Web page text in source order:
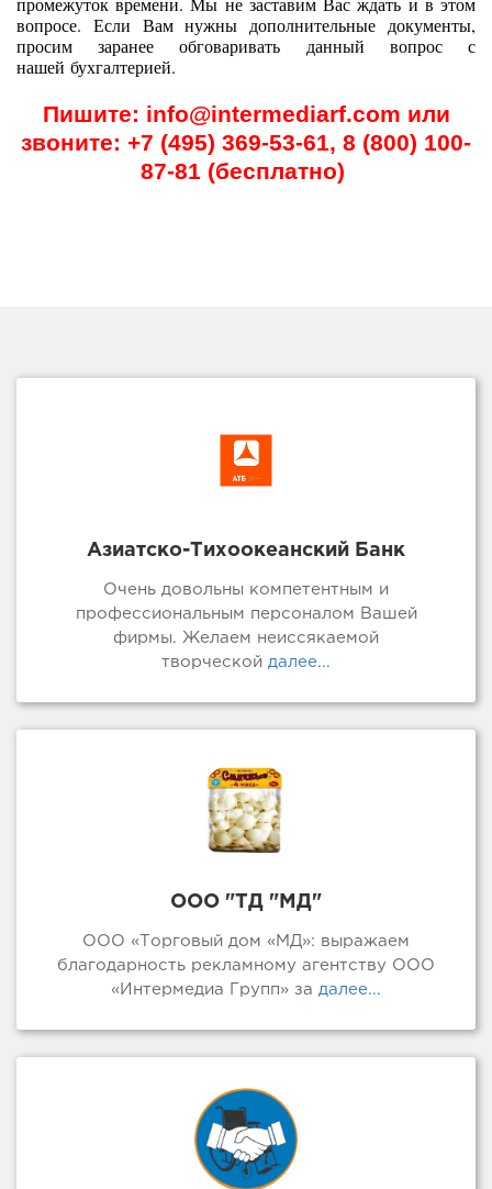
вопросе. Если Вам нужны дополнительные документы,
просим заранее обговаривать данный вопрос с
нашей бухгалтерией.
Пишите: info@intermediarf.com или
звоните: +7 (495) 369-53-61, 8 (800) 100-
87-81 (бесплатно)
Азиатско-Тихоокеанский Банк
Очень довольны компетентным и
профессиональным персоналом Вашей
фирмы. Желаем неиссякаемой
творческой далее...
ООО "ТД "МД"
ООО «Торговый дом «МД»: выражаем
благодарность рекламному агентству ООО
«Интермедиа Групп» за далее...